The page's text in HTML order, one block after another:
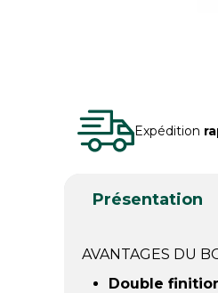
Expédition
Présentation
AVANTAGES DU
Double